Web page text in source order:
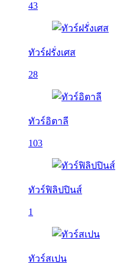
43
ทัวร์ฝรั่งเศส
28
ทัวร์อิตาลี
103
ทัวร์ฟิลิปปินส์
1
ทัวร์สเปน